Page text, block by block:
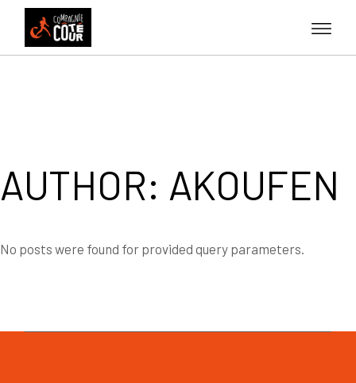
Skip
content
AUTHOR: AKOUFEN
No posts were found for provided query parameters.